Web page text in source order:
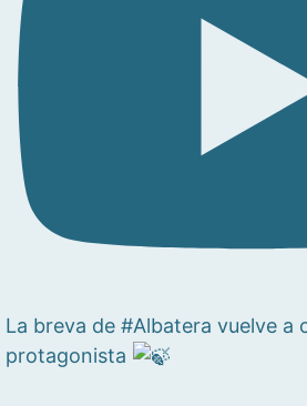
La breva de #Albatera vuelve a
protagonista